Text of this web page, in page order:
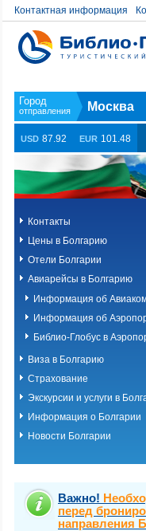
Контактная информация
Москва
USD 87.92 EUR 101.48
Контакты
Цены в Болгарию
Отели Болгарии
Авиарейсы в Болгарию
Информация об
Информация об
Библио-Глобус в
Виза в Болгарию
Страхование
Экскурсии и услуги в
Информация о Болгарии
Новости Болгарии
Важно!
перед
направления